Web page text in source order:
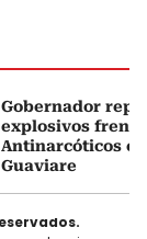
Gobernador
explosivos frente
Antinarcóticos
Guaviare